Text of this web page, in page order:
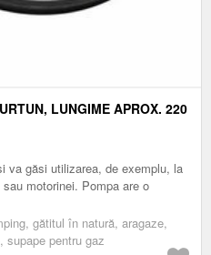
LUNGIME APROX. 220
va găsi utilizarea, de exemplu, la
motorinei. Pompa are o
gătitul în natură, aragaze,
supape pentru gaz